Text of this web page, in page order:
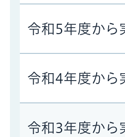
令和5年度から
令和4年度から
令和3年度から